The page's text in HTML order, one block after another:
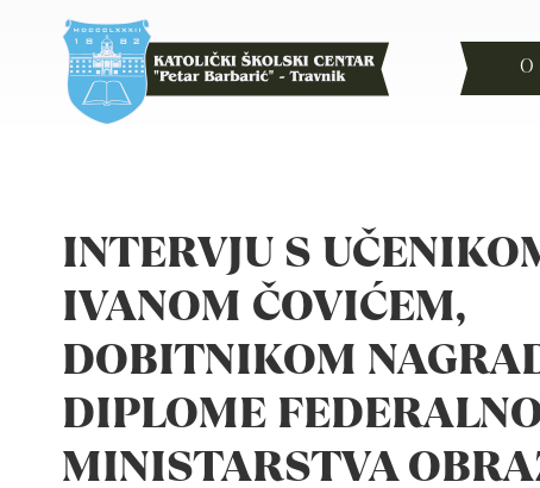
O
INTERVJU S
IVANOM ČOVIĆEM,
DOBITNIKOM
DIPLOME
MINISTARSTVA